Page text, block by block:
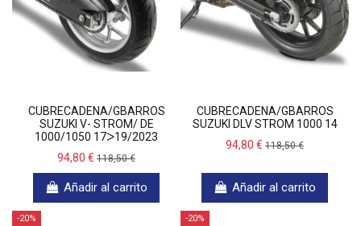
CUBRECADENA/GBARROS
SUZUKI V- STROM/ DE
1000/1050 17ᐳ19/2023
94,80 € 118,50 €
Añadir al carrito
CUBRECADENA/GBARROS
SUZUKI DLV STROM 1000 14
94,80 € 118,50 €
Añadir al carrito
-20% -20%